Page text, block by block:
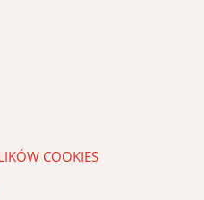
COOKIES